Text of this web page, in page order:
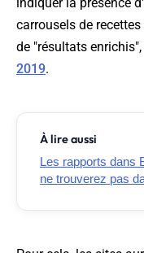
carrousels de
de "résultats
2019.
À lire aussi
Les rapports dans
ne trouverez pas